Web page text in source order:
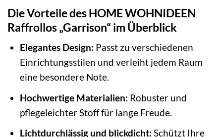
Die Vorteile des HOME WOHNIDEEN
Raffrollos „Garrison“ im Überblick
Elegantes Design: Passt zu verschiedenen
Einrichtungsstilen und verleiht jedem Raum
eine besondere Note.
Hochwertige Materialien: Robuster und
pflegeleichter Stoff für lange Freude.
Lichtdurchlässig und blickdicht: Schützt Ihre